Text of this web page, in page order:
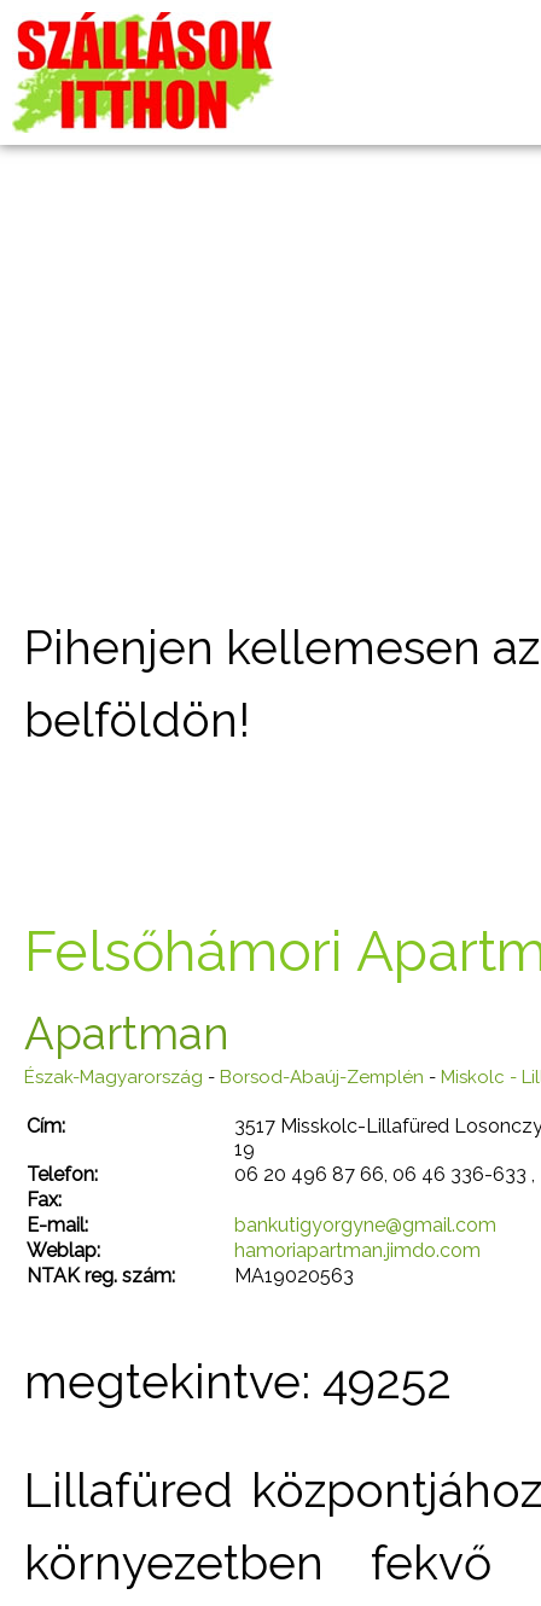
Pihenjen kellemesen
belföldön!
Felsőhámori
Apartman
Észak-Magyarország - Borsod-Abaúj-Zemplén - Miskolc -
Cím:
3517 Misskolc-Lillafüred
19
Telefon:
06 20 496 87 66, 06 46 336-633 ,
Fax:
E-mail:
bankutigyorgyne@gmail.com
Weblap:
hamoriapartman.jimdo.com
NTAK reg. szám:
MA19020563
megtekintve: 49252
Lillafüred
környezetben fekvő